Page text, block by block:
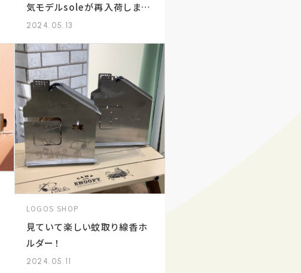
気モデルsoleが再入荷しまし
た！
2024.05.13
LOGOS SHOP
見ていて楽しい蚊取り線香ホ
ルダー！
2024.05.11